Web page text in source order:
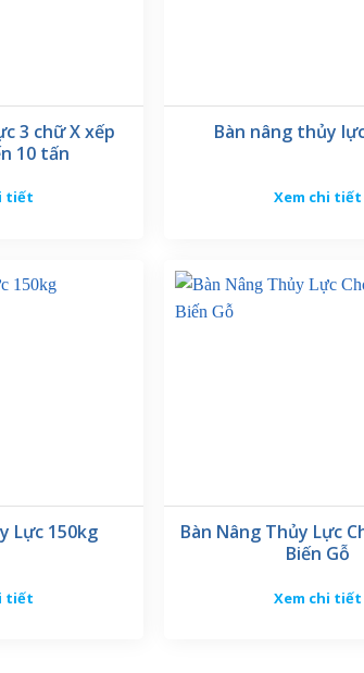
cầu của từng khách hàng.
nâng hạ hàng hóa có khối lượng lớn trong các
3 chữ X xếp
10 tấn
tiết
Bàn nâng thủy
Xem chi tiết
Lực 150kg
tiết
Bàn Nâng Thủy Lực
Biến Gỗ
Xem chi tiết